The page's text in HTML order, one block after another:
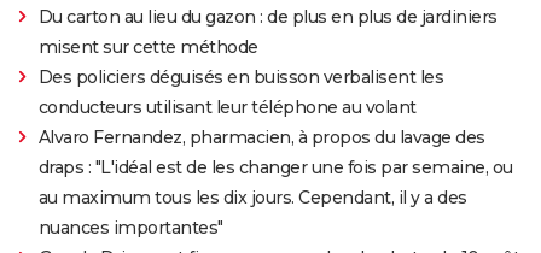
Du carton au lieu du gazon : de plus en plus de jardiniers
misent sur cette méthode
Des policiers déguisés en buisson verbalisent les
conducteurs utilisant leur téléphone au volant
Alvaro Fernandez, pharmacien, à propos du lavage des
draps : "L'idéal est de les changer une fois par semaine, ou
au maximum tous les dix jours. Cependant, il y a des
nuances importantes"